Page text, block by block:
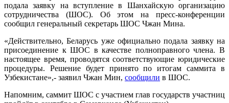
подала заявку на вступление в Шанхайскую организацию
сотрудничества (ШОС). Об этом на пресс-конференции
сообщил генеральный секретарь ШОС Чжан Мина.
«Действительно, Беларусь уже официально подала заявку на
присоединение к ШОС в качестве полноправного члена. В
настоящее время, проводятся соответствующие юридические
процедуры. Решение будет принято по итогам саммита в
Узбекистане»,- заявил Чжан Мин, сообщили в ШОС.
Напомним, саммит ШОС с участием глав государств участниц